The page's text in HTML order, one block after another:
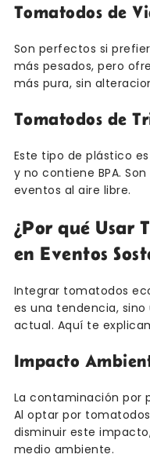
Tomatodos de
Son perfectos si
más pesados, pero
más pura, sin
Tomatodos de
Este tipo de plástico
y no contiene BPA.
eventos al aire libre.
¿Por qué Usar
en Eventos
Integrar tomatodos
es una tendencia,
actual. Aquí te
Impacto
La contaminación por
Al optar por
disminuir este
medio ambiente.